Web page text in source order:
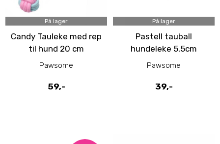
På lager
Candy Tauleke med rep
til hund 20 cm
Pawsome
59,-
På lager
Pastell tauball
hundeleke 5,5cm
Pawsome
39,-